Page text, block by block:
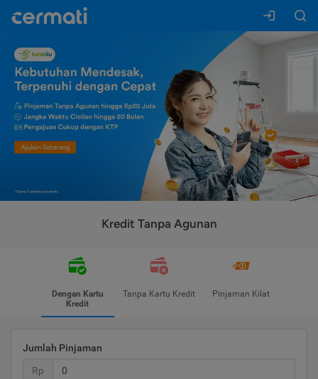
Kredit Tanpa Agunan
Dengan Kartu
Kredit
Tanpa Kartu Kredit Pinjaman Kilat
Jumlah Pinjaman
Rp